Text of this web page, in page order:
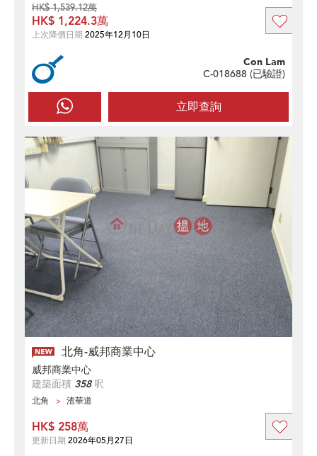
立即查詢
Con Lam
C-018688 (已驗證)
HK$ 1,539.12萬
HK$ 1,224.3萬
上次降價日期 2025年12月10日
北角-威邦商業中心
威邦商業中心
建築面積 358呎
北角 渣華道
HK$ 258萬
更新日期 2026年05月27日